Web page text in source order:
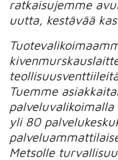
ratkaisujemme
uutta, kestävää
Tuemme
yli 80
Metsolle